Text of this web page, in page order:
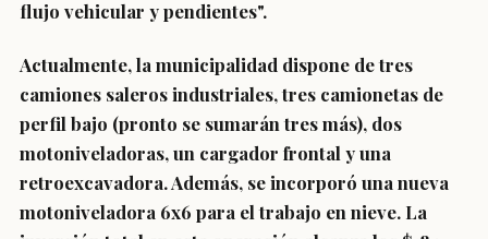
flujo vehicular y pendientes".
Actualmente, la municipalidad dispone de tres
camiones saleros industriales, tres camionetas de
perfil bajo (pronto se sumarán tres más), dos
motoniveladoras, un cargador frontal y una
retroexcavadora. Además, se incorporó una nueva
motoniveladora 6x6 para el trabajo en nieve. La